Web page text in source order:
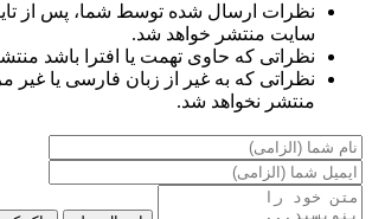
نظرات ارسال شده توسط شما، پس از
سایت منتشر خواهد شد.
نظراتی که حاوی تهمت یا افترا باشد
نظراتی که به غیر از زبان فارسی یا غیر
منتشر نخواهد شد.